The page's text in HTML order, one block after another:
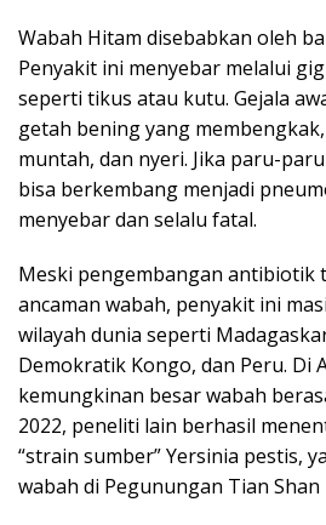
Wabah Hitam disebabkan oleh
Penyakit ini menyebar melalui
seperti tikus atau kutu. Gejala
getah bening yang
muntah, dan nyeri. Jika paru-
bisa berkembang menjadi
menyebar dan selalu fatal.
Meski pengembangan antibiotik
ancaman wabah, penyakit ini
wilayah dunia seperti
Demokratik Kongo, dan Peru. Di
kemungkinan besar wabah
2022, peneliti lain berhasil
“strain sumber” Yersinia pestis,
wabah di Pegunungan Tian Shan